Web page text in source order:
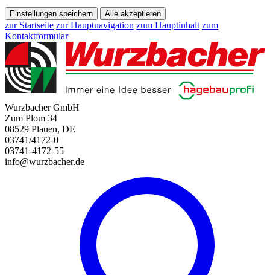
Einstellungen speichern Alle akzeptieren
zur Startseite zur Hauptnavigation zum Hauptinhalt zum
Kontaktformular
Wurzbacher GmbH
Zum Plom 34
08529 Plauen, DE
03741/4172-0
03741-4172-55
info@wurzbacher.de